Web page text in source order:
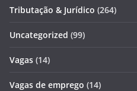
Tributação & Jurídico (264)
Uncategorized (99)
Vagas (14)
Vagas de emprego (14)